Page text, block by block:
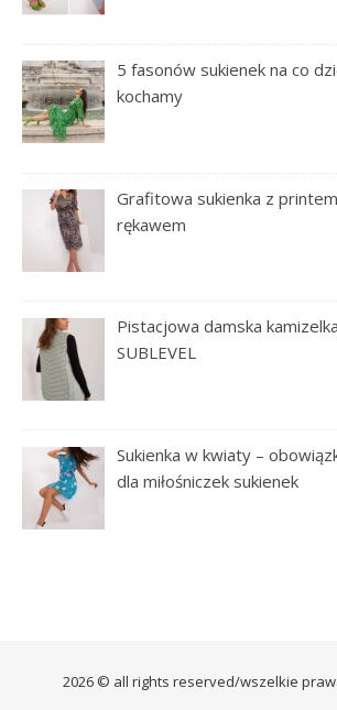
5 fasonów sukienek na co
kochamy
Grafitowa sukienka z
rękawem
Pistacjowa damska
SUBLEVEL
Sukienka w kwiaty –
dla miłośniczek sukienek
2026 © all rights reserved/wszelkie